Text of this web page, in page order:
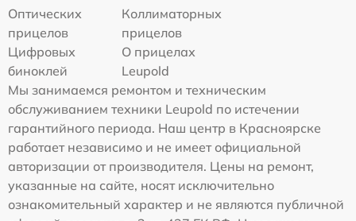
Оптических
прицелов
Коллиматорных
прицелов
Цифровых
биноклей
О прицелах
Leupold
Мы занимаемся ремонтом и техническим
обслуживанием техники Leupold по истечении
гарантийного периода. Наш центр в Красноярске
работает независимо и не имеет официальной
авторизации от производителя. Цены на ремонт,
указанные на сайте, носят исключительно
ознакомительный характер и не являются публичной